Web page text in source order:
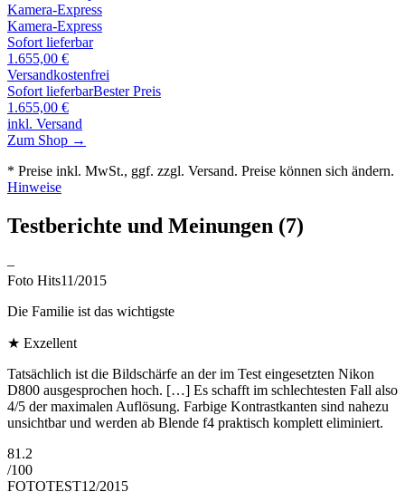
Kamera-Express
Kamera-Express
Sofort lieferbar
1.655,00 €
Versandkostenfrei
Sofort lieferbarBester Preis
1.655,00 €
inkl. Versand
Zum Shop →
* Preise inkl. MwSt., ggf. zzgl. Versand. Preise können sich ändern.
Hinweise
Testberichte und Meinungen (7)
–
Foto Hits11/2015
Die Familie ist das wichtigste
★ Exzellent
Tatsächlich ist die Bildschärfe an der im Test eingesetzten Nikon
D800 ausgesprochen hoch. […] Es schafft im schlechtesten Fall also
4/5 der maximalen Auflösung. Farbige Kontrastkanten sind nahezu
unsichtbar und werden ab Blende f4 praktisch komplett eliminiert.
81.2
/100
FOTOTEST12/2015